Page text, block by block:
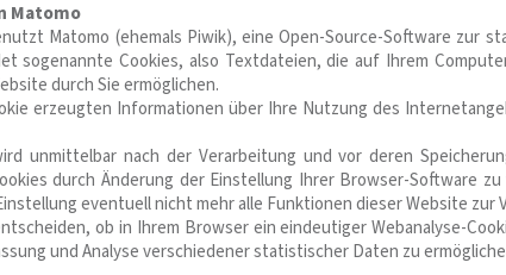
Matomo
Matomo (ehemals Piwik), eine Open-Source-Software zur
sogenannte Cookies, also Textdateien, die auf Ihrem
durch Sie ermöglichen.
erzeugten Informationen über Ihre Nutzung des
unmittelbar nach der Verarbeitung und vor deren
durch Änderung der Einstellung Ihrer Browser-Software
eventuell nicht mehr alle Funktionen dieser Website zur
ob in Ihrem Browser ein eindeutiger Webanalyse-
und Analyse verschiedener statistischer Daten zu